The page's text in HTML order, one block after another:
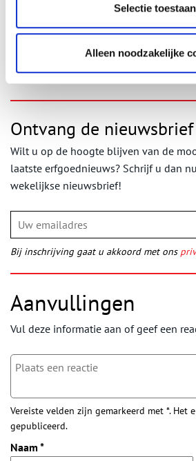
Selectie toestaan
Alleen noodzakelijke
‘De Bakker van Eeklo’op
& Vecht.
Publicatiedatum: 13/06/2022
Ontvang de nieuwsbrief
Wilt u op de hoogte blijven van de
laatste erfgoednieuws? Schrijf u dan
wekelijkse nieuwsbrief!
Bij inschrijving gaat u akkoord met ons
Aanvullingen
Vul deze informatie aan of geef een
Vereiste velden zijn gemarkeerd met *. Het
gepubliceerd.
Naam *